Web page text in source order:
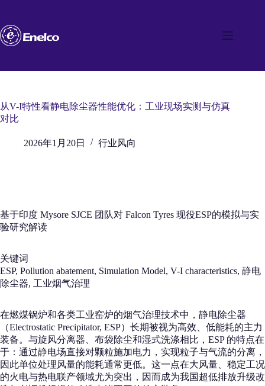
内
容
从V-I特性看静电除尘器性能优化：工业现场实测与仿真
对比
2026年1月20日 行业风向
基于印度 Mysore SJCE 团队对 Falcon Tyres 现役ESP的模拟与实
验研究解读
关键词
ESP, Pollution abatement, Simulation Model, V-I characteristics, 静电
除尘器, 工业烟气治理
在燃煤锅炉和各类工业窑炉的烟气治理技术中，静电除尘器
（Electrostatic Precipitator, ESP）长期被视为高效、低能耗的主力
装备。与旋风分离器、布袋除尘和湿式洗涤相比，ESP 的特点在
于：通过静电场直接对颗粒施加电力，实现粒子与气流的分离，
因此单位处理风量的能耗通常更低。这一点在大风量、稳定工况
的火电与热电联产领域尤为突出，因而成为我国超低排放升级改